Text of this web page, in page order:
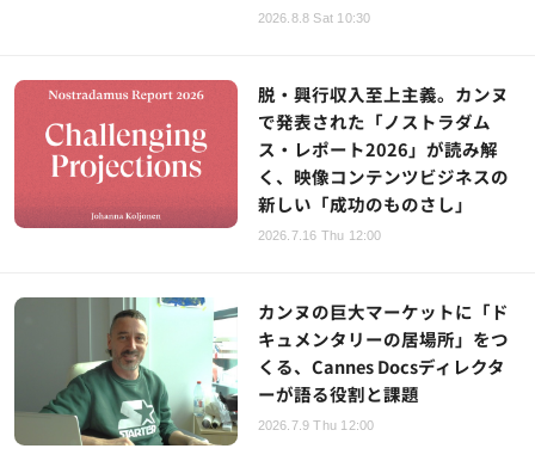
2026.8.8 Sat 10:30
脱・興行収入至上主義。カンヌ
で発表された「ノストラダム
ス・レポート2026」が読み解
く、映像コンテンツビジネスの
新しい「成功のものさし」
2026.7.16 Thu 12:00
カンヌの巨大マーケットに「ド
キュメンタリーの居場所」をつ
くる、Cannes Docsディレクタ
ーが語る役割と課題
2026.7.9 Thu 12:00